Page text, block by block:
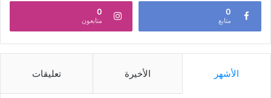
0
متابع
0
متابعون
الأشهر الأخيرة تعليقات